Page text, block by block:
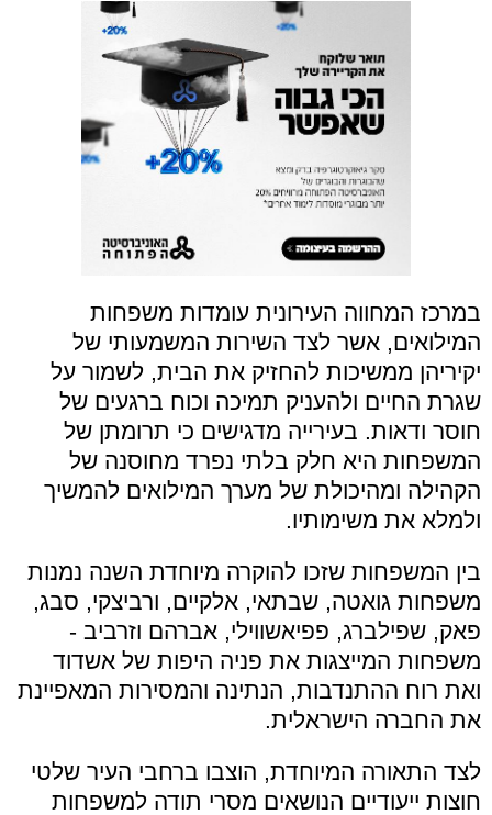
במרכז המחווה העירונית עומדות משפחות
המילואים, אשר לצד השירות המשמעותי של
יקיריהן ממשיכות להחזיק את הבית, לשמור על
שגרת החיים ולהעניק תמיכה וכוח ברגעים של
חוסר ודאות. בעירייה מדגישים כי תרומתן של
המשפחות היא חלק בלתי נפרד מחוסנה של
הקהילה ומהיכולת של מערך המילואים להמשיך
ולמלא את משימותיו.
בין המשפחות שזכו להוקרה מיוחדת השנה נמנות
משפחות גואטה, שבתאי, אלקיים, ורביצקי, סבג,
פאק, שפילברג, פפיאשווילי, אברהם וזרביב -
משפחות המייצגות את פניה היפות של אשדוד
ואת רוח ההתנדבות, הנתינה והמסירות המאפיינת
את החברה הישראלית.
לצד התאורה המיוחדת, הוצבו ברחבי העיר שלטי
חוצות ייעודיים הנושאים מסרי תודה למשפחות